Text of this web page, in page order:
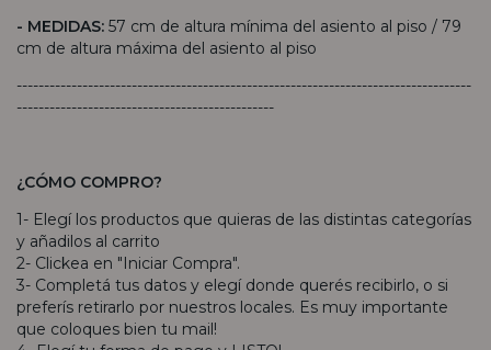
- MEDIDAS: 57 cm de altura mínima del asiento al piso / 79
cm de altura máxima del asiento al piso
-----------------------------------------------------------------------------------
-----------------------------------------------
¿CÓMO COMPRO?
1- Elegí los productos que quieras de las distintas categorías
y añadilos al carrito
2- Clickea en "Iniciar Compra".
3- Completá tus datos y elegí donde querés recibirlo, o si
preferís retirarlo por nuestros locales. Es muy importante
que coloques bien tu mail!